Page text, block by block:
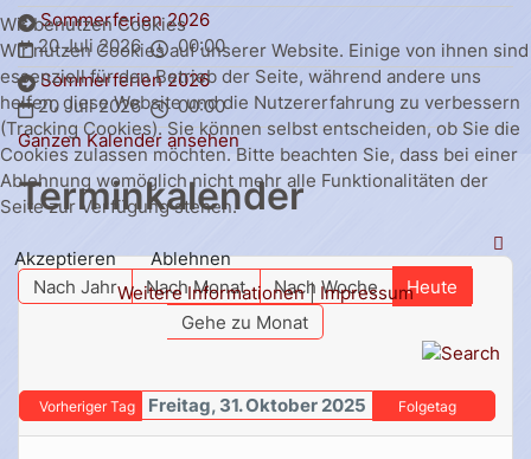
Sommerferien 2026
20 Juli 2026
00:00
Sommerferien 2026
20 Juli 2026
00:00
Ganzen Kalender ansehen
Terminkalender
Nach Jahr Nach Monat Nach Woche
Heute
Gehe zu Monat
Vorheriger Tag Freitag, 31. Oktober 2025 Folgetag
Wir benutzen Cookies
Wir nutzen Cookies auf unserer Website. Einige von ihnen sind
essenziell für den Betrieb der Seite, während andere uns
helfen, diese Website und die Nutzererfahrung zu verbessern
(Tracking Cookies). Sie können selbst entscheiden, ob Sie die
Cookies zulassen möchten. Bitte beachten Sie, dass bei einer
Ablehnung womöglich nicht mehr alle Funktionalitäten der
Seite zur Verfügung stehen.
Akzeptieren
Ablehnen
Weitere Informationen| Impressum